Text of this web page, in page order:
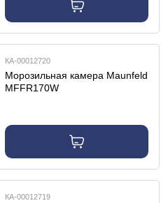
КА-00012720
Морозильная камера Maunfeld
MFFR170W
КА-00012719